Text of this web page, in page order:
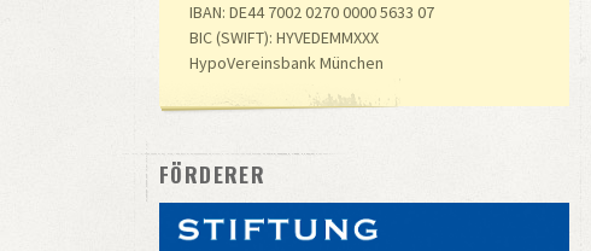
IBAN: DE44 7002 0270 0000 5633 07
BIC (SWIFT): HYVEDEMMXXX
HypoVereinsbank München
FÖRDERER